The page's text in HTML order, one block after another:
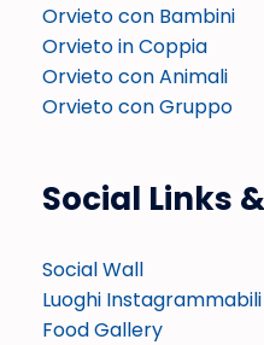
Orvieto con Bambini
Orvieto in Coppia
Orvieto con Animali
Orvieto con Gruppo
Social Links
Social Wall
Luoghi Instagrammabili
Food Gallery